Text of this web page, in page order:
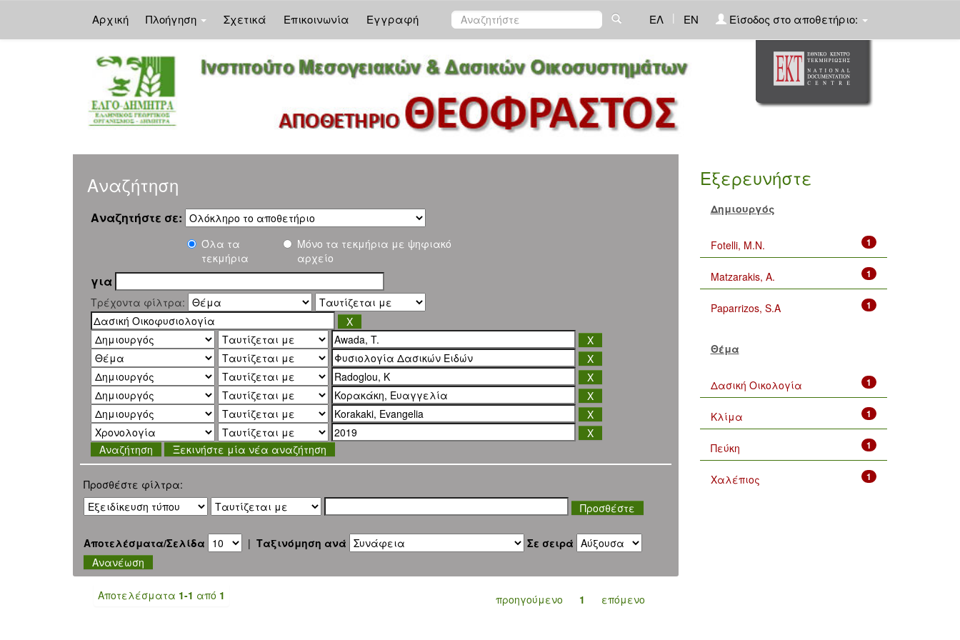
Αρχική Πλοήγηση Σχετικά Επικοινωνία Εγγραφή ΕΛ | EN Είσοδος στο αποθετήριο:
Αναζήτηση
Αναζητήστε σε:
Όλα τα
τεκμήρια
Μόνο τα τεκμήρια με ψηφιακό
αρχείο
για
Τρέχοντα φίλτρα:
Ξεκινήστε μία νέα αναζήτηση
Προσθέστε φίλτρα:
Αποτελέσματα/Σελίδα | Ταξινόμηση ανά Σε σειρά
Αποτελέσματα 1-1 από 1 προηγούμενο 1 επόμενο
Εξερευνήστε
Δημιουργός
1
Fotelli, M.N.
1
Matzarakis, A.
1
Paparrizos, S.A
Θέμα
1
Δασική Οικολογία
1
Κλίμα
1
Πεύκη
1
Χαλέπιος